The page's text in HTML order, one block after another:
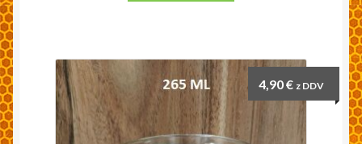
4,90€ z DDV